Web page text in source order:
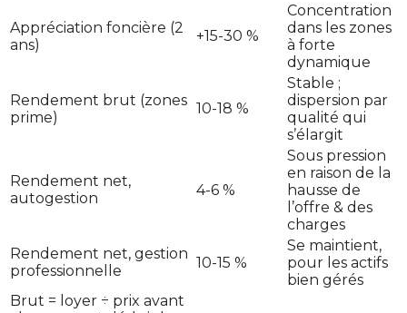
Appréciation foncière (2
ans)
+15-30 %
Concentration
dans les zones
à forte
dynamique
Rendement brut (zones
prime)
10-18 %
Stable ;
dispersion par
qualité qui
s’élargit
Rendement net,
autogestion
4-6 %
Sous pression
en raison de la
hausse de
l’offre & des
charges
Rendement net, gestion
professionnelle
10-15 %
Se maintient,
pour les actifs
bien gérés
Brut = loyer ÷ prix avant